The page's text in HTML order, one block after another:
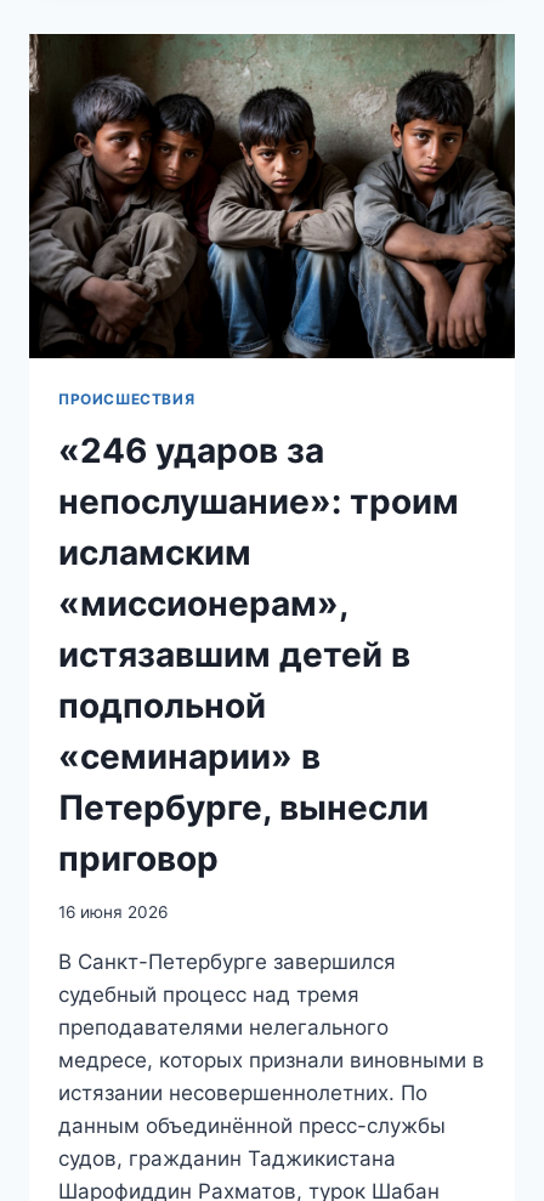
ДОЖДЯ»:
МИГРАНТУ
ВЫНЕСЛИ
ПРИГОВОР
ЗА
ПОХИЩЕНИЕ
ШКОЛЬНИЦЫ
В
ПЕТЕРБУРГЕ
ПРОИСШЕСТВИЯ
«246 ударов за
непослушание»: троим
исламским
«миссионерам»,
истязавшим детей в
подпольной
«семинарии» в
Петербурге, вынесли
приговор
16 июня 2026
В Санкт-Петербурге завершился
судебный процесс над тремя
преподавателями нелегального
медресе, которых признали виновными в
истязании несовершеннолетних. По
данным объединённой пресс-службы
судов, гражданин Таджикистана
Шарофиддин Рахматов, турок Шабан